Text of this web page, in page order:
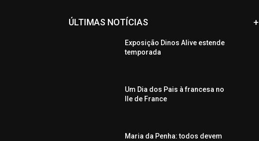
ÚLTIMAS NOTÍCIAS
Exposição Dinos Alive estende
temporada
Um Dia dos Pais à francesa no
Ile de France
Maria da Penha: todos devem